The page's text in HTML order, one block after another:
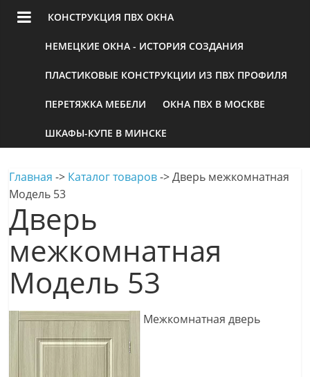
КОНСТРУКЦИЯ ПВХ ОКНА
НЕМЕЦКИЕ ОКНА - ИСТОРИЯ СОЗДАНИЯ
ПЛАСТИКОВЫЕ КОНСТРУКЦИИ ИЗ ПВХ ПРОФИЛЯ
ПЕРЕТЯЖКА МЕБЕЛИ ОКНА ПВХ В МОСКВЕ
ШКАФЫ-КУПЕ В МИНСКЕ
Главная -> Каталог товаров->Дверь межкомнатная
Модель 53
Дверь
межкомнатная
Модель 53
Межкомнатная дверь